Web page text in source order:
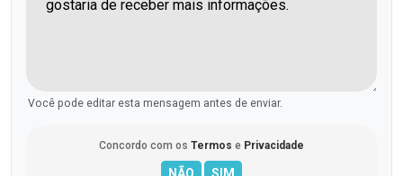
Você pode editar esta mensagem antes de enviar.
Concordo com os Termos e Privacidade